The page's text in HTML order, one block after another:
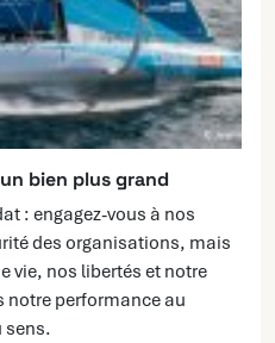
bien plus grand
: engagez-vous à nos
des organisations, mais
vie, nos libertés et notre
notre performance au
sens.